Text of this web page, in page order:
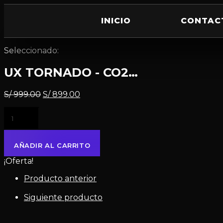
INICIO
Seleccionado:
UX TORNADO - CO2…
S/999.00 S/899.00
AÑADIR AL CARRITO
¡Oferta!
Producto anterior
Siguiente producto